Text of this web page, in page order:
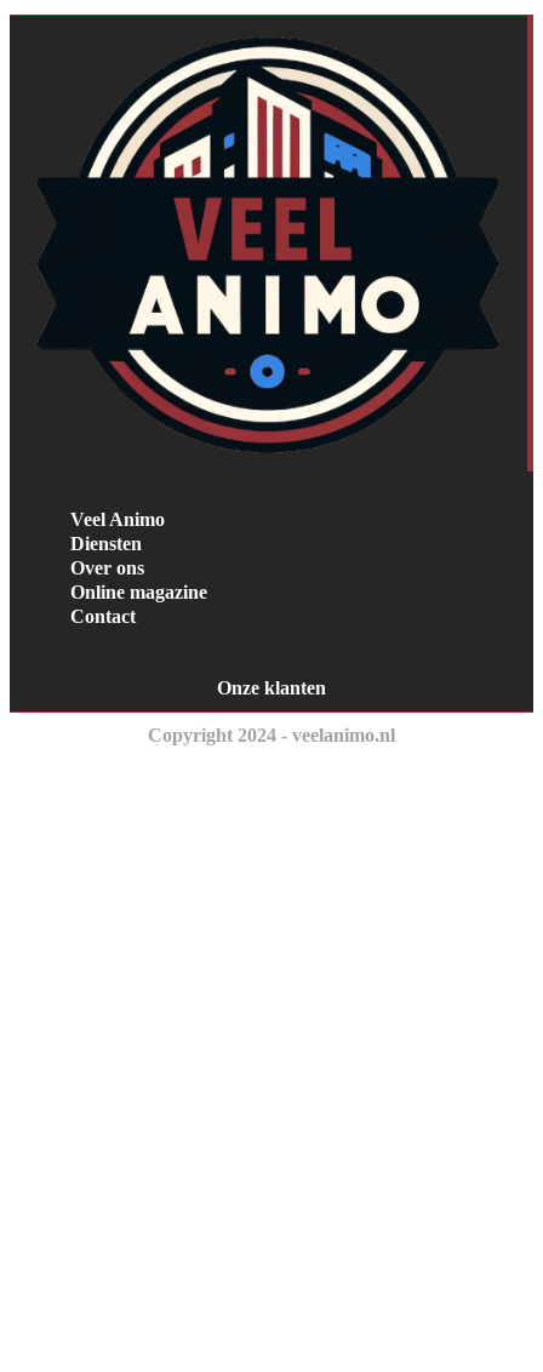
Veel Animo
Diensten
Over ons
Online magazine
Contact
Onze klanten
Copyright 2024 - veelanimo.nl